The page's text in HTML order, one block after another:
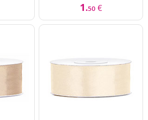
1.50 €